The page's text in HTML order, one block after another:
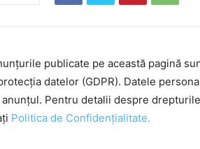
publicate pe această pagină
datelor (GDPR). Datele
anunțul. Pentru detalii despre
Politica de Confidențialitate.